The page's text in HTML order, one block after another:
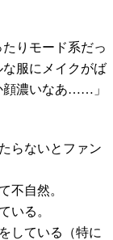
りモード系だっ
服にメイクがば
顔濃いなあ……」
らないとファン
不自然。
いる。
している（特に